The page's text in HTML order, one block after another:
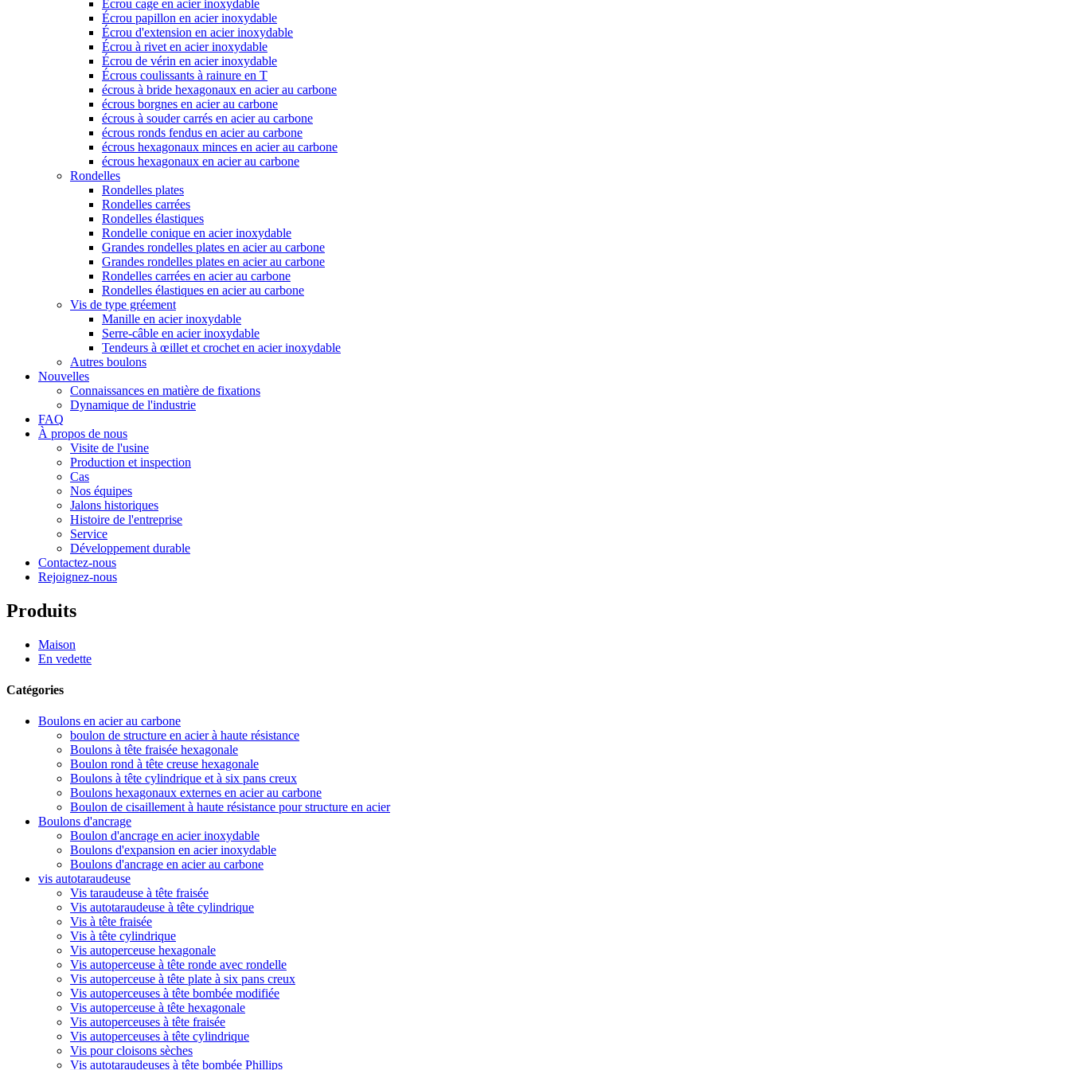
Écrou cage en acier inoxydable
Écrou papillon en acier inoxydable
Écrou d'extension en acier inoxydable
Écrou à rivet en acier inoxydable
Écrou de vérin en acier inoxydable
Écrous coulissants à rainure en T
écrous à bride hexagonaux en acier au carbone
écrous borgnes en acier au carbone
écrous à souder carrés en acier au carbone
écrous ronds fendus en acier au carbone
écrous hexagonaux minces en acier au carbone
écrous hexagonaux en acier au carbone
Rondelles
Rondelles plates
Rondelles carrées
Rondelles élastiques
Rondelle conique en acier inoxydable
Grandes rondelles plates en acier au carbone
Grandes rondelles plates en acier au carbone
Rondelles carrées en acier au carbone
Rondelles élastiques en acier au carbone
Vis de type gréement
Manille en acier inoxydable
Serre-câble en acier inoxydable
Tendeurs à œillet et crochet en acier inoxydable
Autres boulons
Nouvelles
Connaissances en matière de fixations
Dynamique de l'industrie
FAQ
À propos de nous
Visite de l'usine
Production et inspection
Cas
Nos équipes
Jalons historiques
Histoire de l'entreprise
Service
Développement durable
Contactez-nous
Rejoignez-nous
Produits
Maison
En vedette
Catégories
Boulons en acier au carbone
boulon de structure en acier à haute résistance
Boulons à tête fraisée hexagonale
Boulon rond à tête creuse hexagonale
Boulons à tête cylindrique et à six pans creux
Boulons hexagonaux externes en acier au carbone
Boulon de cisaillement à haute résistance pour structure en acier
Boulons d'ancrage
Boulon d'ancrage en acier inoxydable
Boulons d'expansion en acier inoxydable
Boulons d'ancrage en acier au carbone
vis autotaraudeuse
Vis taraudeuse à tête fraisée
Vis autotaraudeuse à tête cylindrique
Vis à tête fraisée
Vis à tête cylindrique
Vis autoperceuse hexagonale
Vis autoperceuse à tête ronde avec rondelle
Vis autoperceuse à tête plate à six pans creux
Vis autoperceuses à tête bombée modifiée
Vis autoperceuse à tête hexagonale
Vis autoperceuses à tête fraisée
Vis autoperceuses à tête cylindrique
Vis pour cloisons sèches
Vis autotaraudeuses à tête bombée Phillips